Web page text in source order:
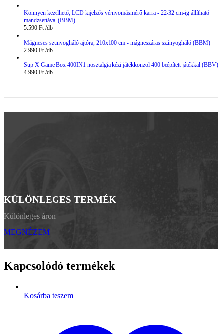
Könnyen kezelhető, LCD kijelzős vérnyomásmérő karra - 22-32 cm-ig állítható
mandzsettával (BBM)
5.590 Ft
Mágneses szúnyogháló ajtóra, 210x100 cm - mágneszáras szúnyogháló (BBM)
2.990 Ft
Sup X Game Box 400IN1 nosztalgia kézi játékkonzol 400 beépített játékkal (BBV)
4.990 Ft
KÜLÖNLEGES TERMÉK
Különleges áron
MEGNÉZEM
Kapcsolódó termékek
Kosárba teszem